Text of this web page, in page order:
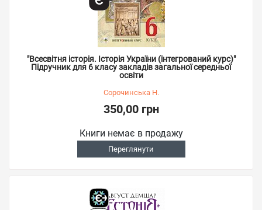
"Всесвітня історія. Історія України (інтегрований курс)"
Підручник для 6 класу закладів загальної середньої
освіти
Сорочинська Н.
350,00 грн
Книги немає в продажу
Переглянути